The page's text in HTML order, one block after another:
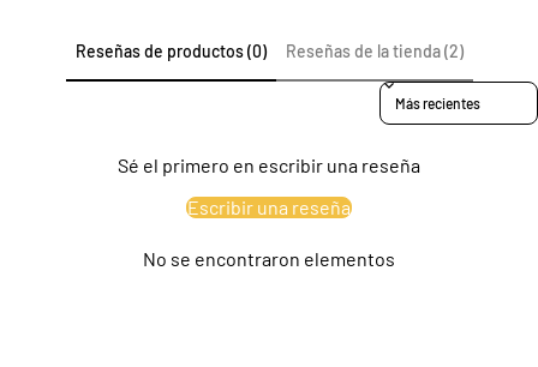
Reseñas de productos (0) Reseñas de la tienda (2)
Sort reviews by
Sé el primero en escribir una reseña
Escribir una reseña
No se encontraron elementos